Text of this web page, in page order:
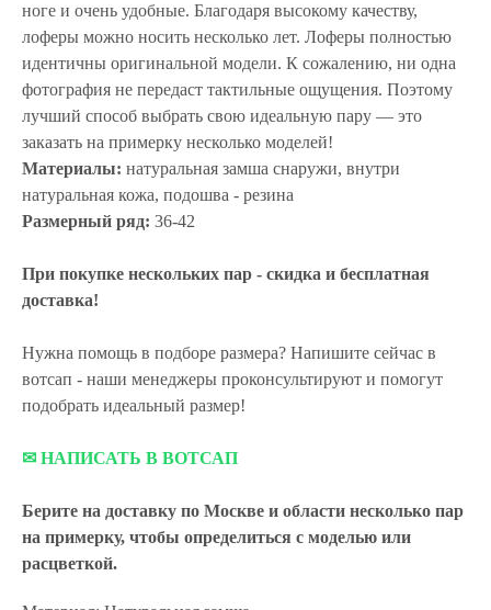
ноге и очень удобные. Благодаря высокому качеству,
лоферы можно носить несколько лет. Лоферы полностью
идентичны оригинальной модели. К сожалению, ни одна
фотография не передаст тактильные ощущения. Поэтому
лучший способ выбрать свою идеальную пару — это
заказать на примерку несколько моделей!
Материалы: натуральная замша снаружи, внутри
натуральная кожа, подошва - резина
Размерный ряд: 36-42
При покупке нескольких пар - скидка и бесплатная
доставка!
Нужна помощь в подборе размера? Напишите сейчас в
вотсап - наши менеджеры проконсультируют и помогут
подобрать идеальный размер!
✉ НАПИСАТЬ В ВОТСАП
Берите на доставку по Москве и области несколько пар
на примерку, чтобы определиться с моделью или
расцветкой.